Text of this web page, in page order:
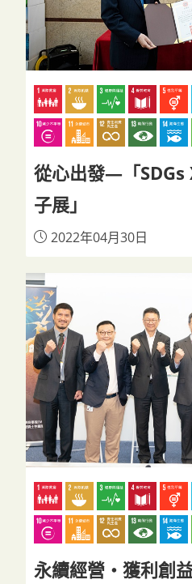
從心出發—「SDGs
子展」
2022年04月30日
永續經營‧獲利創